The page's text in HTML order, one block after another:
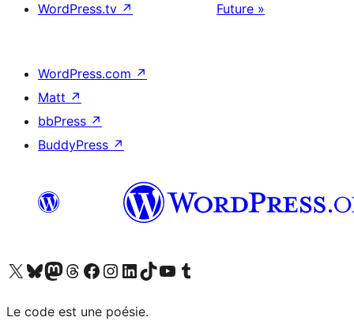
WordPress.tv ↗
Future »
WordPress.com ↗
Matt ↗
bbPress ↗
BuddyPress ↗
Visitez notre compte X (précédemment Twitter)
Visiter notre compte Bluesky
Visiter notre compte Mastodon
Visiter notre compte Threads
Consulter notre compte Facebook
Consulter notre compte Instagram
Consulter notre compte LinkedIn
Visiter notre compte TokTok
Visiter notre chaîne YouTube
Visiter notre compte Tumblr
Le code est une poésie.